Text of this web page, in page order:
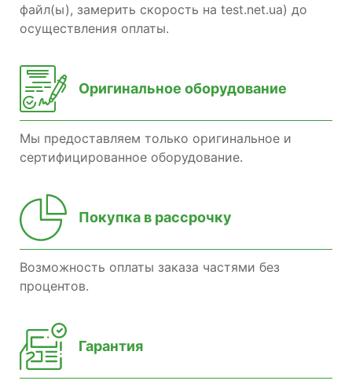
файл(ы), замерить скорость на test.net.ua) до
осуществления оплаты.
Оригинальное оборудование
Мы предоставляем только оригинальное и
сертифицированное оборудование.
Покупка в рассрочку
Возможность оплаты заказа частями без
процентов.
Гарантия